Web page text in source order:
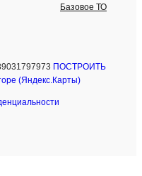
Базовое ТО
ПОСТРОИТЬ
(Яндекс.Карты)